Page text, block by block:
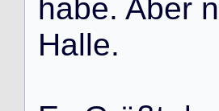
habe. Aber n
Halle.